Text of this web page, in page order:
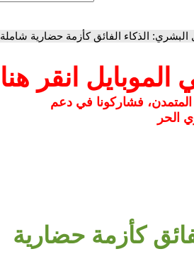
البشري: الذكاء الفائق كأزمة حضارية شاملة
انقر هنا
المتمدن، فشاركونا في دعم
الحر
كأزمة حضارية